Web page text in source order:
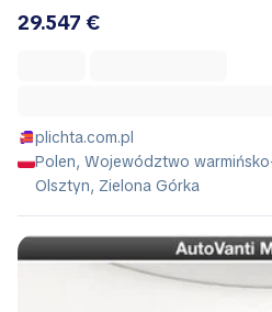
29.547 €
plichta.com.pl
Polen, Województwo
Olsztyn, Zielona Górka